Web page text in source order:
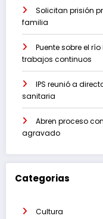
Solicitan prisión
familia
Puente sobre el
trabajos continuos
IPS reunió a
sanitaria
Abren proceso
agravado
Categorias
Cultura